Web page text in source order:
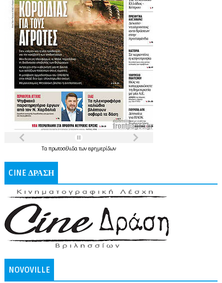
Τα πρωτοσέλιδατων εφημερίδων
CINE ΔΡΑΣΗ
NOVOVILLE